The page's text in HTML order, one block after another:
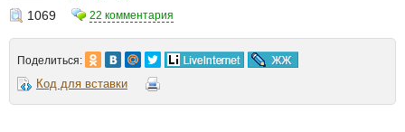
1069 22 комментария
Поделиться:
Код для вставки